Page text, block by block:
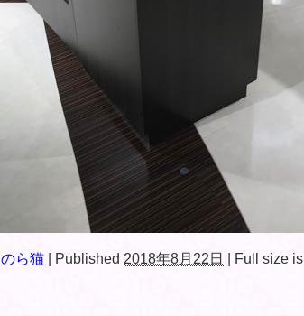
のら猫 Published 2018年8月22日 Full size is